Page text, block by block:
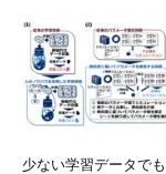
少ない学習データで